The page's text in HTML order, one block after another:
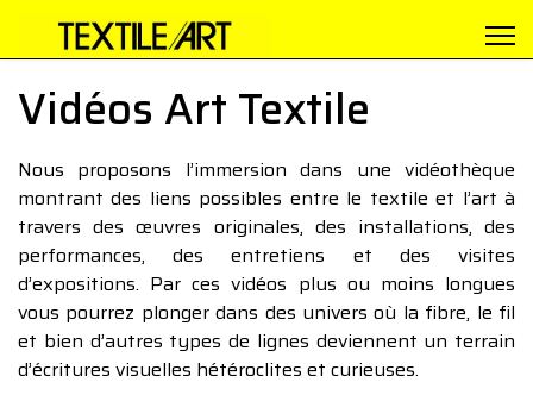
Vidéos Art Textile
Nous proposons l’immersion dans une vidéothèque
montrant des liens possibles entre le textile et l’art à
travers des œuvres originales, des installations, des
performances, des entretiens et des visites
d’expositions. Par ces vidéos plus ou moins longues
vous pourrez plonger dans des univers où la fibre, le fil
et bien d’autres types de lignes deviennent un terrain
d’écritures visuelles hétéroclites et curieuses.